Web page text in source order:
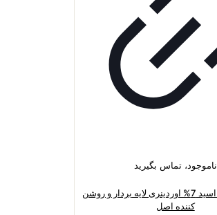
ناموجود، تماس بگیرید
تونر گلیکولیک اسید 7% اوردینری لایه بردار و روشن
کننده اصل